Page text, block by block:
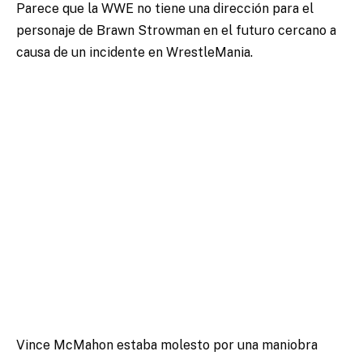
Parece que la WWE no tiene una dirección para el
personaje de Brawn Strowman en el futuro cercano a
causa de un incidente en WrestleMania.
Vince McMahon estaba molesto por una maniobra